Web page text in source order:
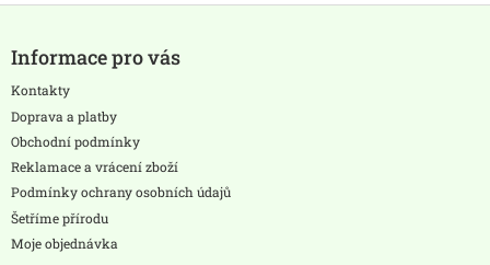
pInformace pro vás
Kontakty
Doprava a platby
Obchodní podmínky
Reklamace a vrácení zboží
Podmínky ochrany osobních údajů
Šetříme přírodu
Moje objednávka